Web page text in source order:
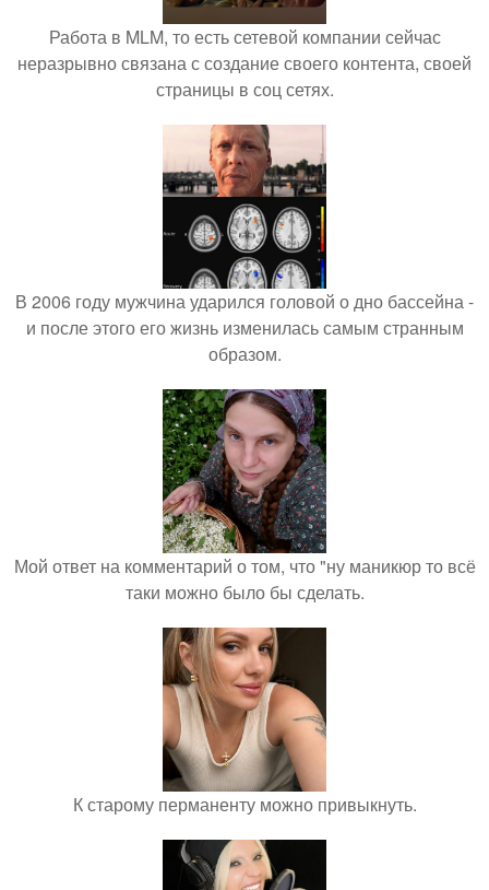
Работа в MLM, то есть сетевой компании сейчас
неразрывно связана с создание своего контента, своей
страницы в соц сетях.
В 2006 году мужчина ударился головой о дно бассейна -
и после этого его жизнь изменилась самым странным
образом.
Мой ответ на комментарий о том, что "ну маникюр то всё
таки можно было бы сделать.
К старому перманенту можно привыкнуть.